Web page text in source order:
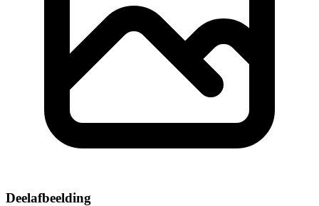
Deelafbeelding